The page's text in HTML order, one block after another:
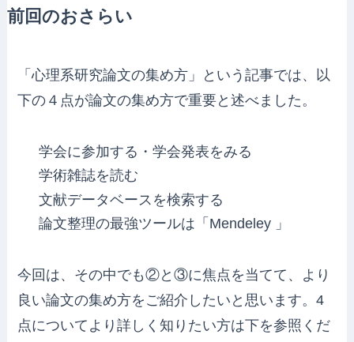
前回のおさらい
「心理系研究論文の集め方」という記事では、以
下の４点が論文の集め方で重要と述べました。
学会に参加する・学会発表をみる
学術雑誌を読む
文献データベースを検索する
論文整理の最強ツールは「Mendeley 」
今回は、その中でも②と③に焦点を当てて、より
良い論文の集め方をご紹介したいと思います。4
点についてより詳しく知りたい方は下を参照くだ